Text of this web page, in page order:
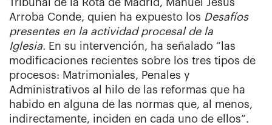
Tribunal de la Rota de Madrid, Manuel Jesús
Arroba Conde, quien ha expuesto los Desafíos
presentes en la actividad procesal de la
Iglesia. En su intervención, ha señalado “las
modificaciones recientes sobre los tres tipos de
procesos: Matrimoniales, Penales y
Administrativos al hilo de las reformas que ha
habido en alguna de las normas que, al menos,
indirectamente, inciden en cada uno de ellos”.